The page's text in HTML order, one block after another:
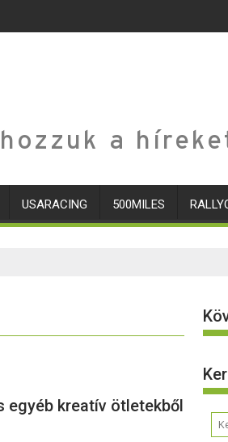
a
USARACING 500MILES
egyéb kreatív ötletekből